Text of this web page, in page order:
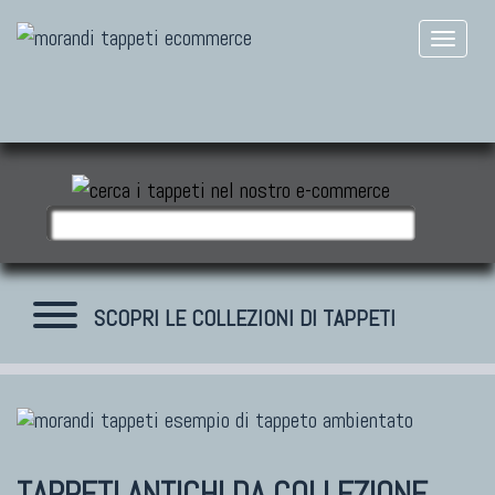
SCOPRI LE COLLEZIONI DI TAPPETI
TAPPETI MODERNI